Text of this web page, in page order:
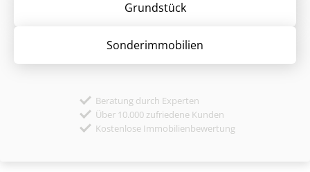
Grund­stück
Sonder­immobilien
Beratung durch Experten
Über 10.000 zufriedene Kunden
Kostenlose Immobilienbewertung